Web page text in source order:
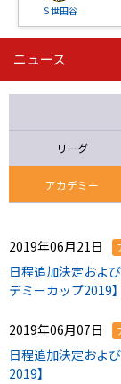
Ｓ世田谷
第16節 09/05 (
ニッパ
ニュース
リーグ
アカデミー
2019年06月21日
日程追加決定およ
デミーカップ2019】
2019年06月07日
日程追加決定およ
2019】